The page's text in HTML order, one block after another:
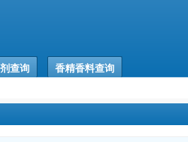
查询
香精香料查询